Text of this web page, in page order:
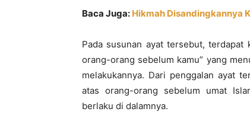
Baca Juga: Hikmah Disandingkannya
Pada susunan ayat tersebut, terdapat
orang-orang sebelum kamu” yang
melakukannya. Dari penggalan ayat
atas orang-orang sebelum umat
berlaku di dalamnya.